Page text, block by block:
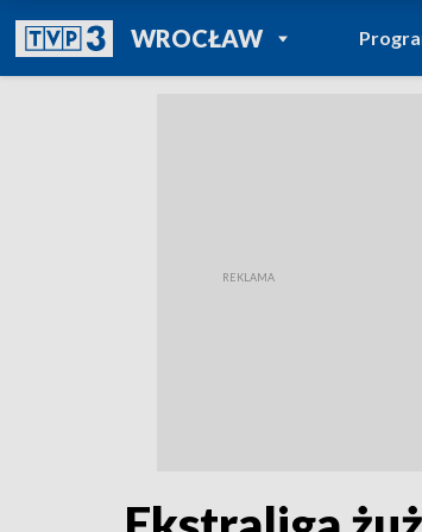
WROCŁAWPOWRÓT DO
TVP REGIONY